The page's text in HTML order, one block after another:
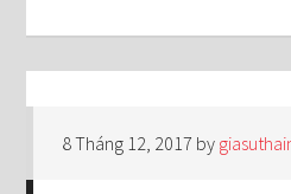
8 Tháng 12, 2017 by